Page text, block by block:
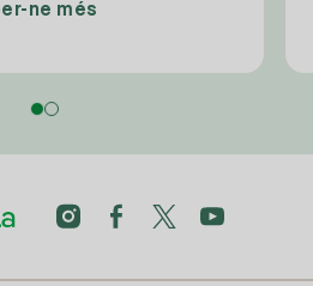
ne més